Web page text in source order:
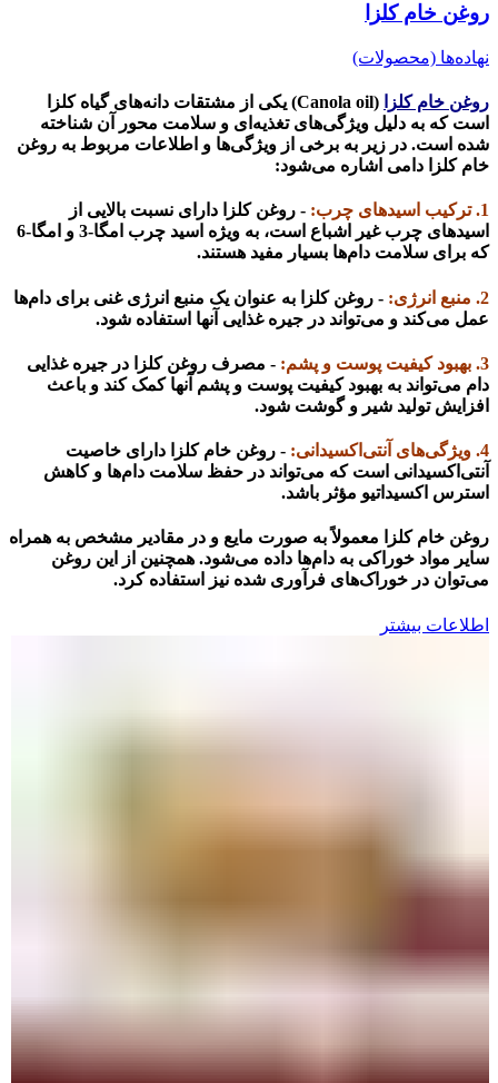
روغن خام کلزا
نهاده‌ها (محصولات)
روغن خام کلزا
(Canola oil) یکی از مشتقات دانه‌های گیاه کلزا
است که به دلیل ویژگی‌های تغذیه‌ای و سلامت محور آن شناخته
شده است. در زیر به برخی از ویژگی‌ها و اطلاعات مربوط به روغن
خام کلزا دامی اشاره می‌شود:
1. ترکیب اسیدهای چرب:
- روغن کلزا دارای نسبت بالایی از
اسیدهای چرب غیر اشباع است، به ویژه اسید چرب امگا-3 و امگا-6
که برای سلامت دام‌ها بسیار مفید هستند.
2. منبع انرژی:
- روغن کلزا به عنوان یک منبع انرژی غنی برای دام‌ها
عمل می‌کند و می‌تواند در جیره غذایی آنها استفاده شود.
3. بهبود کیفیت پوست و پشم:
- مصرف روغن کلزا در جیره غذایی
دام می‌تواند به بهبود کیفیت پوست و پشم آنها کمک کند و باعث
افزایش تولید شیر و گوشت شود.
4. ویژگی‌های آنتی‌اکسیدانی:
- روغن خام کلزا دارای خاصیت
آنتی‌اکسیدانی است که می‌تواند در حفظ سلامت دام‌ها و کاهش
استرس اکسیداتیو مؤثر باشد.
روغن خام کلزا معمولاً به صورت مایع و در مقادیر مشخص به همراه
سایر مواد خوراکی به دام‌ها داده می‌شود. همچنین از این روغن
می‌توان در خوراک‌های فرآوری شده نیز استفاده کرد.
اطلاعات بیشتر